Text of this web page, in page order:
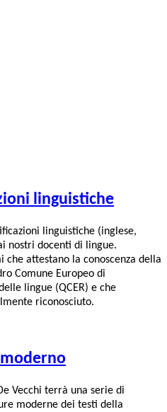
linguistiche
linguistiche (inglese,
nostri docenti di lingue.
che attestano la conoscenza della
Comune Europeo di
lingue (QCER) e che
riconosciuto.
Vecchi terrà una serie di
moderne dei testi della